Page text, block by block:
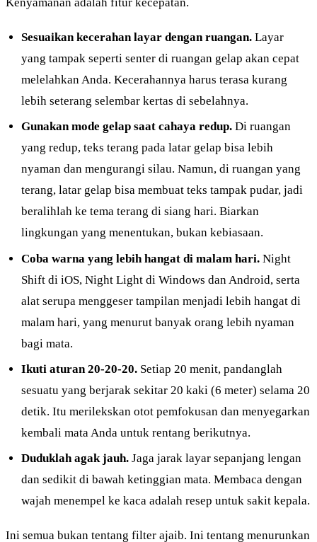
Kenyamanan adalah fitur kecepatan.
Sesuaikan kecerahan layar dengan ruangan. Layar
yang tampak seperti senter di ruangan gelap akan cepat
melelahkan Anda. Kecerahannya harus terasa kurang
lebih seterang selembar kertas di sebelahnya.
Gunakan mode gelap saat cahaya redup. Di ruangan
yang redup, teks terang pada latar gelap bisa lebih
nyaman dan mengurangi silau. Namun, di ruangan yang
terang, latar gelap bisa membuat teks tampak pudar, jadi
beralihlah ke tema terang di siang hari. Biarkan
lingkungan yang menentukan, bukan kebiasaan.
Coba warna yang lebih hangat di malam hari. Night
Shift di iOS, Night Light di Windows dan Android, serta
alat serupa menggeser tampilan menjadi lebih hangat di
malam hari, yang menurut banyak orang lebih nyaman
bagi mata.
Ikuti aturan 20-20-20. Setiap 20 menit, pandanglah
sesuatu yang berjarak sekitar 20 kaki (6 meter) selama 20
detik. Itu merilekskan otot pemfokusan dan menyegarkan
kembali mata Anda untuk rentang berikutnya.
Duduklah agak jauh. Jaga jarak layar sepanjang lengan
dan sedikit di bawah ketinggian mata. Membaca dengan
wajah menempel ke kaca adalah resep untuk sakit kepala.
Ini semua bukan tentang filter ajaib. Ini tentang menurunkan